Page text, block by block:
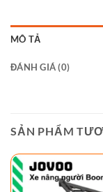
MÔ TẢ
ĐÁNH GIÁ (0)
SẢN PHẨM